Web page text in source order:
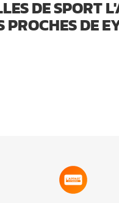
DE SPORT
PROCHES DE